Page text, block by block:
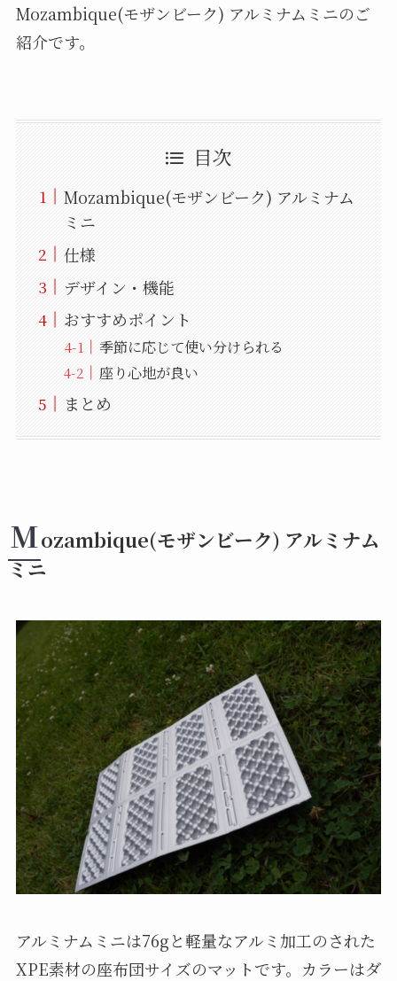
Mozambique(モザンビーク) アルミナムミニのご
紹介です。
目次
Mozambique(モザンビーク) アルミナム
ミニ
仕様
デザイン・機能
おすすめポイント
季節に応じて使い分けられる
座り心地が良い
まとめ
Mozambique(モザンビーク) アルミナム
ミニ
アルミナムミニは76gと軽量なアルミ加工のされた
XPE素材の座布団サイズのマットです。カラーはダ